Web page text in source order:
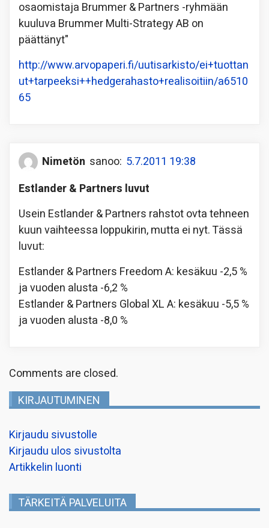
osaomistaja Brummer & Partners -ryhmään
kuuluva Brummer Multi-Strategy AB on
päättänyt"
http://www.arvopaperi.fi/uutisarkisto/ei+tuottan
ut+tarpeeksi++hedgerahasto+realisoitiin/a6510
65
Nimetön sanoo: 5.7.2011 19:38
Estlander & Partners luvut
Usein Estlander & Partners rahstot ovta tehneen
kuun vaihteessa loppukirin, mutta ei nyt. Tässä
luvut:
Estlander & Partners Freedom A: kesäkuu -2,5 %
ja vuoden alusta -6,2 %
Estlander & Partners Global XL A: kesäkuu -5,5 %
ja vuoden alusta -8,0 %
Comments are closed.
KIRJAUTUMINEN
Kirjaudu sivustolle
Kirjaudu ulos sivustolta
Artikkelin luonti
TÄRKEITÄ PALVELUITA